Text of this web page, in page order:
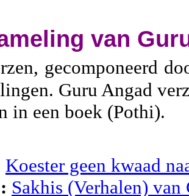
van
gecomponeerd
Guru Angad
in een boek (Pothi).
Koester geen kwaad
Sakhis (Verhalen)